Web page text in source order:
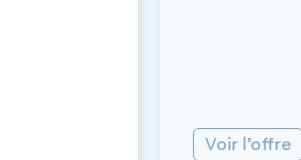
Voir l’offre